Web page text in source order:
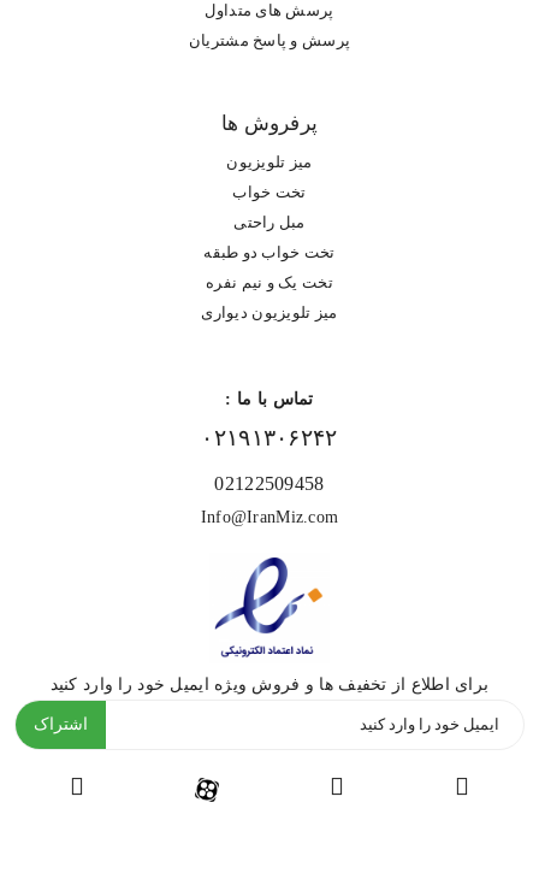
پرسش های متداول
پرسش و پاسخ مشتریان
پرفروش ها
میز تلویزیون
تخت خواب
مبل راحتی
تخت خواب دو طبقه
تخت یک و نیم نفره
میز تلویزیون دیواری
تماس با ما :
۰۲۱۹۱۳۰۶۲۴۲
02122509458
Info@IranMiz.com
برای اطلاع از تخفیف ها و فروش ویژه ایمیل خود را وارد کنید
اشتراک